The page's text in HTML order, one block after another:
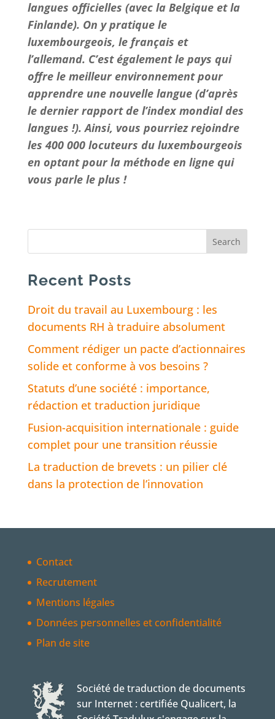
langues officielles (avec la Belgique et la
Finlande). On y pratique le
luxembourgeois, le français et
l’allemand. C’est également le pays qui
offre le meilleur environnement pour
apprendre une nouvelle langue (d’après
le dernier rapport de l’index mondial des
langues !). Ainsi, vous pourriez rejoindre
les 400 000 locuteurs du luxembourgeois
en optant pour la méthode en ligne qui
vous parle le plus !
Recent Posts
Droit du travail au Luxembourg : les
documents RH à traduire absolument
Comment rédiger un pacte d’actionnaires
solide et conforme à vos besoins ?
Statuts d’une société : importance,
rédaction et traduction juridique
Fusion-acquisition internationale : guide
complet pour une transition réussie
La traduction de brevets : un pilier clé
dans la protection de l’innovation
Contact
Recrutement
Mentions légales
Données personnelles et confidentialité
Plan de site
Société de traduction de documents
sur Internet : certifiée Qualicert, la